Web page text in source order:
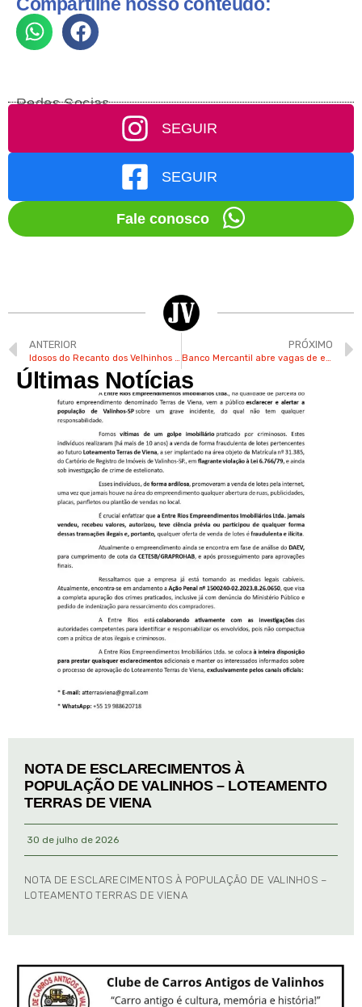
Redes Socias
SEGUIR
SEGUIR
Fale conosco
ANTERIOR
Idosos do Recanto dos Velhinhos têm dia de lazer na Festa do Figo
PRÓXIMO
Banco Mercantil abre vagas de estágio para agência de Valinhos com bolsa de R$ 2,1 mil
Últimas Notícias
NOTA DE ESCLARECIMENTOS À
POPULAÇÃO DE VALINHOS – LOTEAMENTO
TERRAS DE VIENA
30 de julho de 2026
NOTA DE ESCLARECIMENTOS À POPULAÇÃO DE VALINHOS –
LOTEAMENTO TERRAS DE VIENA